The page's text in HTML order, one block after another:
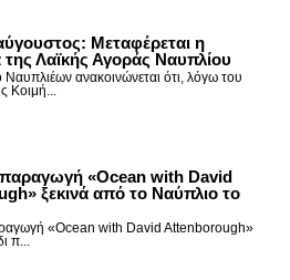
Μεταφέρεται η
της Λαϊκής Αγοράς Ναυπλίου
ανακοινώνεται ότι, λόγω του
Κοιμή...
παραγωγή «Ocean with David
ξεκινά από το Ναύπλιο το
«Ocean with David Attenborough»
π...